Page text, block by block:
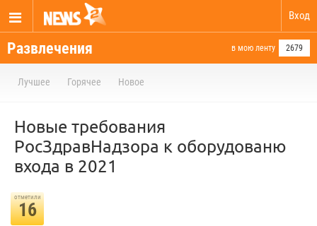
Вход
Развлечения в мою ленту 2679
Лучшее Горячее Новое
Новые требования
РосЗдравНадзора к оборудованю
входа в 2021
отметили
16